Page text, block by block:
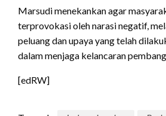
Marsudi menekankan agar
terprovokasi oleh narasi negatif,
peluang dan upaya yang telah
dalam menjaga kelancaran
[edRW]